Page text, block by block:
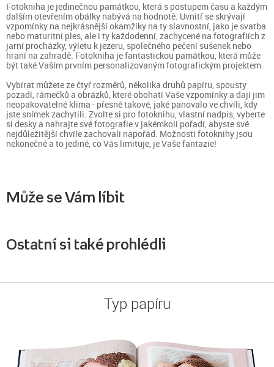
Fotokniha je jedinečnou památkou, která s postupem času a každým
dalším otevřením obálky nabývá na hodnotě. Uvnitř se skrývají
vzpomínky na nejkrásnější okamžiky na ty slavnostní, jako je svatba
nebo maturitní ples, ale i ty každodenní, zachycené na fotografiích z
jarní procházky, výletu k jezeru, společného pečení sušenek nebo
hraní na zahradě. Fotokniha je fantastickou památkou, která může
být také Vaším prvním personalizovaným fotografickým projektem.
Vybírat můžete ze čtyř rozměrů, několika druhů papíru, spousty
pozadí, rámečků a obrázků, které obohatí Vaše vzpomínky a dají jim
neopakovatelné klima - přesné takové, jaké panovalo ve chvíli, kdy
jste snímek zachytili. Zvolte si pro fotoknihu, vlastní nadpis, vyberte
si desky a nahrajte své fotografie v jakémkoli pořadí, abyste své
nejdůležitější chvíle zachovali napořád. Možnosti fotoknihy jsou
nekonečné a to jediné, co Vás limituje, je Vaše fantazie!
Může se Vám líbit
Ostatní si také prohlédli
Typ papíru